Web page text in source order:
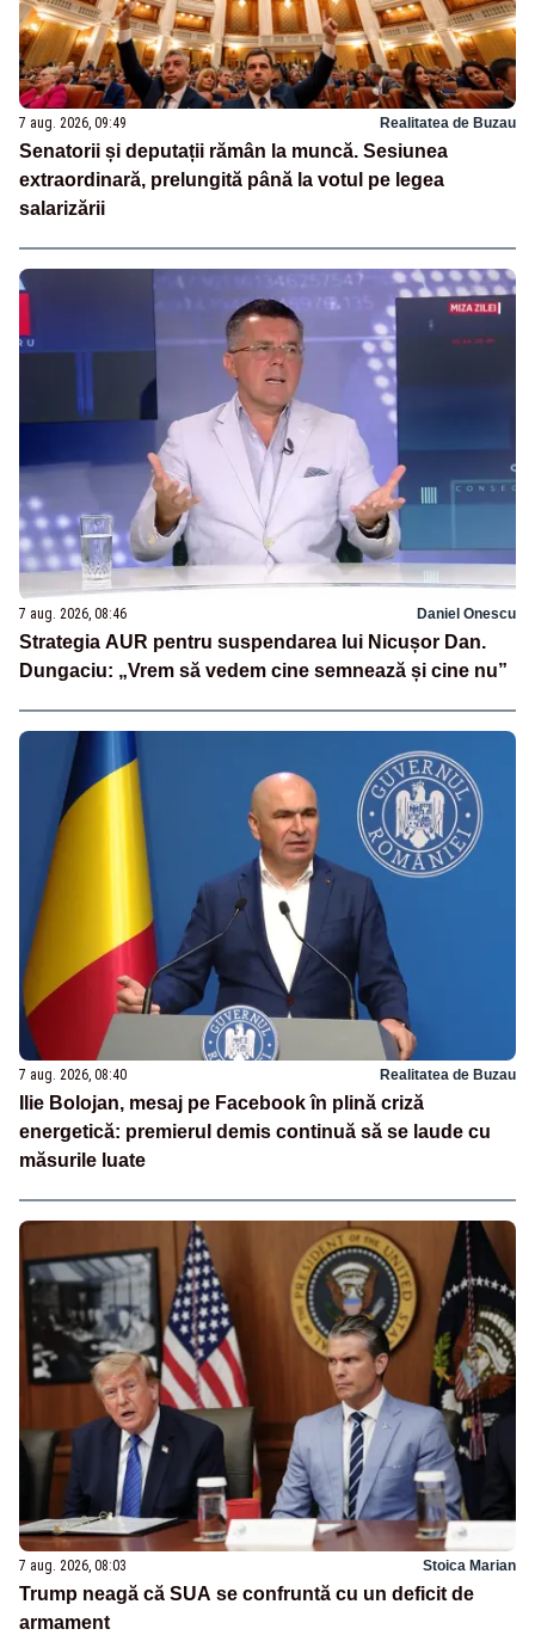
7 aug. 2026, 09:49 Realitatea de Buzau
Senatorii și deputații rămân la muncă. Sesiunea
extraordinară, prelungită până la votul pe legea
salarizării
7 aug. 2026, 08:46 Daniel Onescu
Strategia AUR pentru suspendarea lui Nicușor Dan.
Dungaciu: „Vrem să vedem cine semnează și cine nu”
7 aug. 2026, 08:40 Realitatea de Buzau
Ilie Bolojan, mesaj pe Facebook în plină criză
energetică: premierul demis continuă să se laude cu
măsurile luate
7 aug. 2026, 08:03 Stoica Marian
Trump neagă că SUA se confruntă cu un deficit de
armament